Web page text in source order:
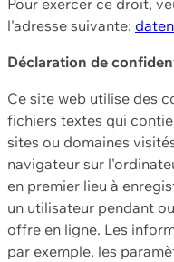
l'adresse suivante:
Déclaration de
Ce site web utilise des
fichiers textes qui
sites ou domaines
navigateur sur
en premier lieu à
un utilisateur pendant
offre en ligne. Les
par exemple, les